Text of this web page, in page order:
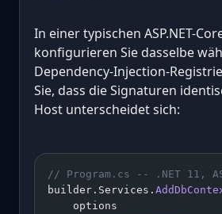
In einer typischen ASP.NET-
konfigurieren Sie dasselbe
Dependency-Injection-
Sie, dass die Signaturen
Host unterscheidet sich:
// Program.cs -- .NET 11,
builder.Services.
    options